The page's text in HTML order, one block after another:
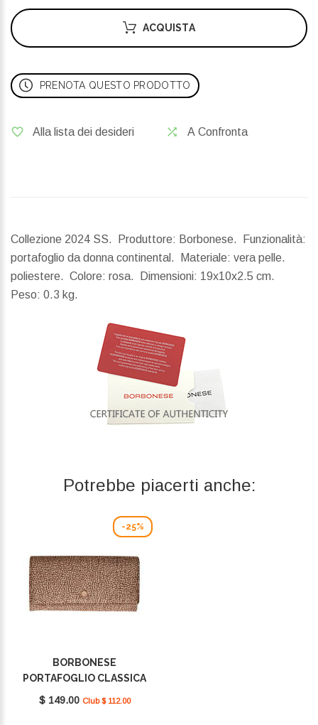
ACQUISTA
PRENOTA QUESTO PRODOTTO
Alla lista dei desideri A Confronta
Collezione 2024 SS. Produttore: Borbonese. Funzionalità:
portafoglio da donna continental. Materiale: vera pelle.
poliestere. Colore: rosa.
Dimensioni: 19x10x2.5 cm.
Peso: 0.3 kg.
Potrebbe piacerti anche:
-25%
BORBONESE
PORTAFOGLIO CLASSICA
LARGE BEIGE/MARRONE
$ 149.00 Club $ 112.00